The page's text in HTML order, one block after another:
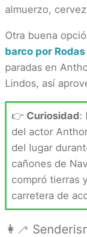
almuerzo,
Otra buena
barco por
paradas en
Lindos, así
👉 Curiosidad:
del actor
del lugar
cañones de
compró tierras
carretera de
👩‍🦯